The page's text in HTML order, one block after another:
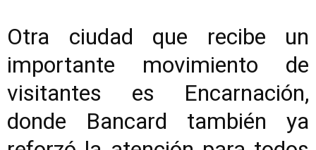
Otra ciudad que recibe un
importante movimiento de
visitantes es Encarnación,
donde Bancard también ya